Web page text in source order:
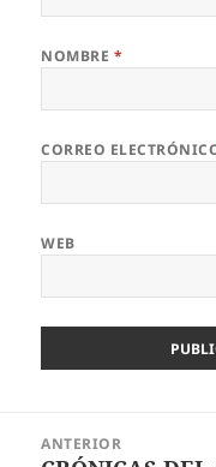
NOMBRE *
CORREO
WEB
ANTERIOR